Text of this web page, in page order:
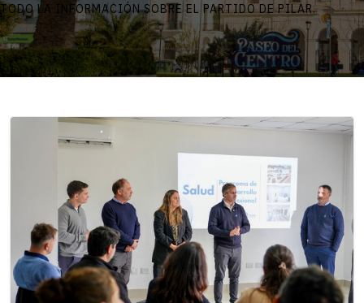
TODO LA INFORMACIÓN SOBRE EL PARTIDO DE PILAR.